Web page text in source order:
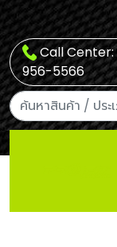
Call
956-5566